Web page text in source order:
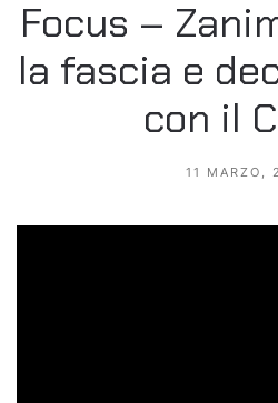
Focus –
la fascia e
con il
11 MARZO,